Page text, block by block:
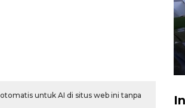
untuk AI di situs web ini tanpa